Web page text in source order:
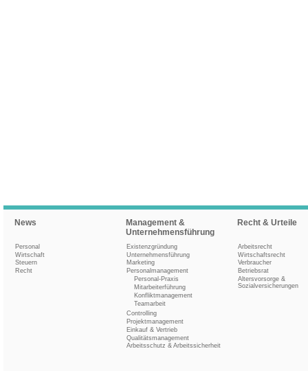
News
Personal
Wirtschaft
Steuern
Recht
Management &
Unternehmensführung
Existenzgründung
Unternehmensführung
Marketing
Personalmanagement
Personal-Praxis
Mitarbeiterführung
Konfliktmanagement
Teamarbeit
Controlling
Projektmanagement
Einkauf & Vertrieb
Qualitätsmanagement
Arbeitsschutz & Arbeitssicherheit
Recht & Urteile
Arbeitsrecht
Wirtschaftsrecht
Verbraucher
Betriebsrat
Altersvorsorge &
Sozialversicherungen